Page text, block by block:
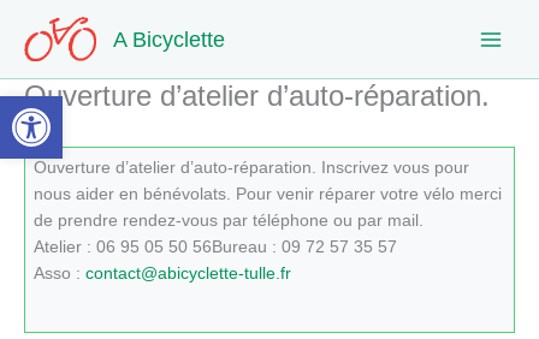
Ouvrir la barre d’outils
contenu
A Bicyclette
Ouverture d’atelier d’auto-réparation.
Ouverture d’atelier d’auto-réparation. Inscrivez vous pour
nous aider en bénévolats. Pour venir réparer votre vélo merci
de prendre rendez-vous par téléphone ou par mail.
Atelier : 06 95 05 50 56Bureau : 09 72 57 35 57
Asso : contact@abicyclette-tulle.fr